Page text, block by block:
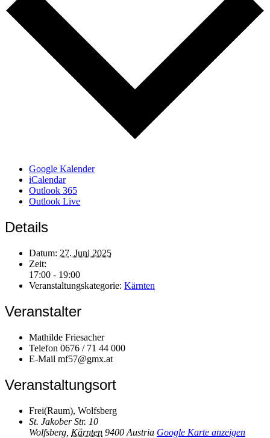
Google Kalender
iCalendar
Outlook 365
Outlook Live
Details
Datum: 27. Juni 2025
Zeit:
17:00 - 19:00
Veranstaltungskategorie: Kärnten
Veranstalter
Mathilde Friesacher
Telefon 0676 / 71 44 000
E-Mail mf57@gmx.at
Veranstaltungsort
Frei(Raum), Wolfsberg
St. Jakober Str. 10
Wolfsberg Kärnten 9400 Austria Google Karte anzeigen